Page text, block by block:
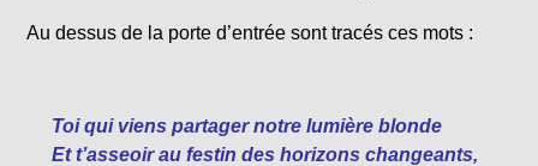
Au dessus de la porte d’entrée sont tracés ces mots :
Toi qui viens partager notre lumière blonde
Et t’asseoir au festin des horizons changeants,